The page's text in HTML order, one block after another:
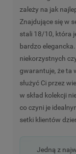
zależy na jak
Znajdujące się w
stali 18/10, która
bardzo
niekorzystnych
gwarantuje, że ta
służyć Ci przez
w skład kolekcji
co czyni je
setki klientów
Jedną z